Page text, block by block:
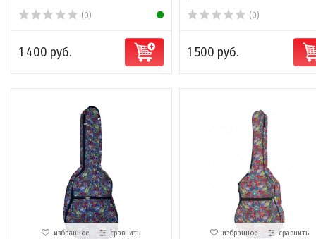
(0)
1 400 руб.
(0)
1 500 руб.
избранное сравнить избранное сравнить